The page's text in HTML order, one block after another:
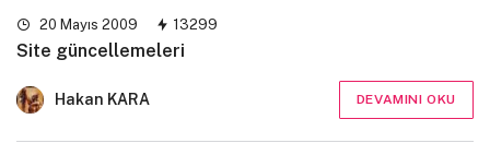
20 Mayıs 2009 13299
Site güncellemeleri
Hakan KARA DEVAMINI OKU